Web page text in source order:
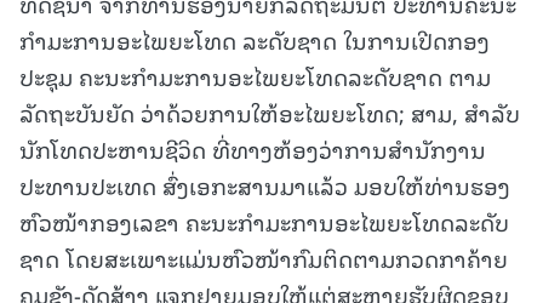
ກໍາມະການອະໄພຍະໂທດ ລະດັບຊາດ ໃນການເປີດກອງ
ປະຊຸມ ຄະນະກໍາມະການອະໄພຍະໂທດລະດັບຊາດ ຕາມ
ລັດຖະບັນຍັດ ວ່າດ້ວຍການໃຫ້ອະໄພຍະໂທດ; ສາມ, ສໍາລັບ
ນັກໂທດປະຫານຊີວິດ ທີ່ທາງຫ້ອງວ່າການສໍານັກງານ
ປະທານປະເທດ ສົ່ງເອກະສານມາແລ້ວ ມອບໃຫ້ທ່ານຮອງ
ຫົວໜ້າກອງເລຂາ ຄະນະກໍາມະການອະໄພຍະໂທດລະດັບ
ຊາດ ໂດຍສະເພາະແມ່ນຫົວໜ້າກົມຕິດຕາມກວດກາຄ້າຍ
ຄຸມຂັງ-ດັດສ້າງ ແຈກຢາຍມອບໃຫ້ແຕ່ສະຫາຍຮັບຜິດຊອບ